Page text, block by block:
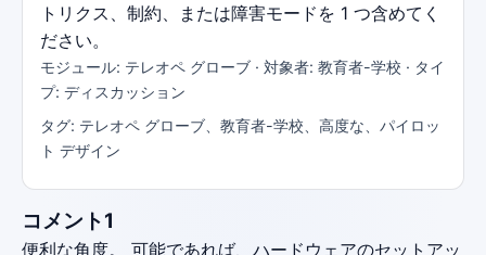
トリクス、制約、または障害モードを 1 つ含めてく
ださい。
モジュール: テレオペ グローブ · 対象者: 教育者-学校 · タイ
プ: ディスカッション
タグ: テレオペ グローブ、教育者-学校、高度な、パイロッ
ト デザイン
コメント1
便利な角度。 可能であれば、ハードウェアのセットアッ